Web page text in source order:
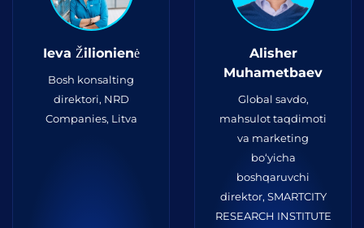
Ieva Žilionienė
Bosh konsalting
direktori, NRD
Companies, Litva
Alisher
Muhametbaev
Global savdo,
mahsulot taqdimoti
va marketing
bo‘yicha
boshqaruvchi
direktor, SMARTCITY
RESEARCH INSTITUTE